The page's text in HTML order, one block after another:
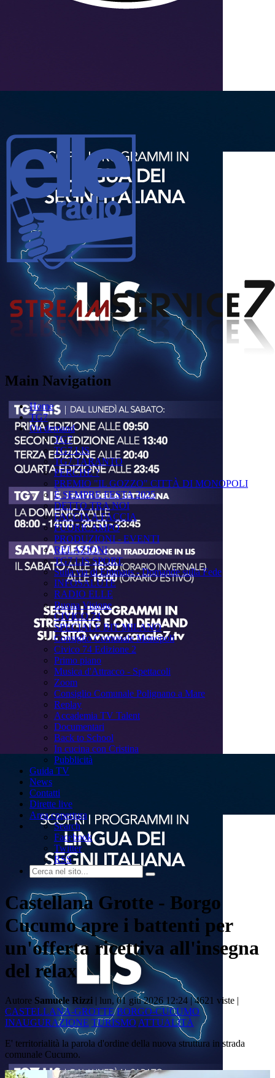
Main Navigation
Home
TG7
On demand
TG7
TG7 LIS
TG7 TARANTO
PERCHÉ ?
PREMIO "IL GOZZO" CITTÀ DI MONOPOLI
È SEMPRE FESTA 2025
DETTO TRA NOI
FACCIA A FACCIA
FUORICAMPO
PRODUZIONI - EVENTI
RELAZIONI
TG7 LIS SPORT
Sulla via di Emmaus - Domande sulla Fede
INFOSALUTE
RADIO ELLE
Buona Visione
CIVICO 74
SPECIALE BIT MILANO
Consiglio Comunale Monopoli
Civico 74 Edizione 2
Primo piano
Musica d'Attracco - Spettacoli
Zoom
Consiglio Comunale Polignano a Mare
Replay
Accademia TV Talent
Documentari
Back to School
In cucina con Cristina
Pubblicità
Guida TV
News
Contatti
Dirette live
Area copertura
Search
Facebook
Twitter
RSS
Castellana Grotte - Borgo
Cucumo apre i battenti per
un'offerta ricettiva all'insegna
del relax
Autore Samuele Rizzi | lun, 01 giu 2026 12:24 |4621 viste |
CASTELLANA-GROTTE BORGO-CUCUMO
INAUGURAZIONE TURISMO ATTUALITÀ
E' territorialità la parola d'ordine della nuova struttura in strada
comunale Cucumo.